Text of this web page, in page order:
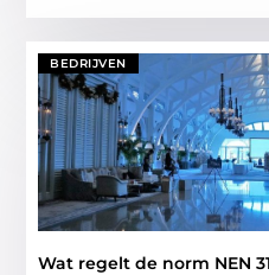
BEDRIJVEN
Wat regelt de norm NEN